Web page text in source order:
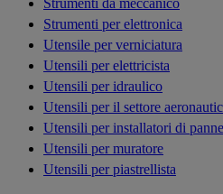
Strumenti per elettronica
Utensile per verniciatura
Utensili per elettricista
Utensili per idraulico
Utensili per il settore
Utensili per installatori di
Utensili per muratore
Utensili per piastrellista